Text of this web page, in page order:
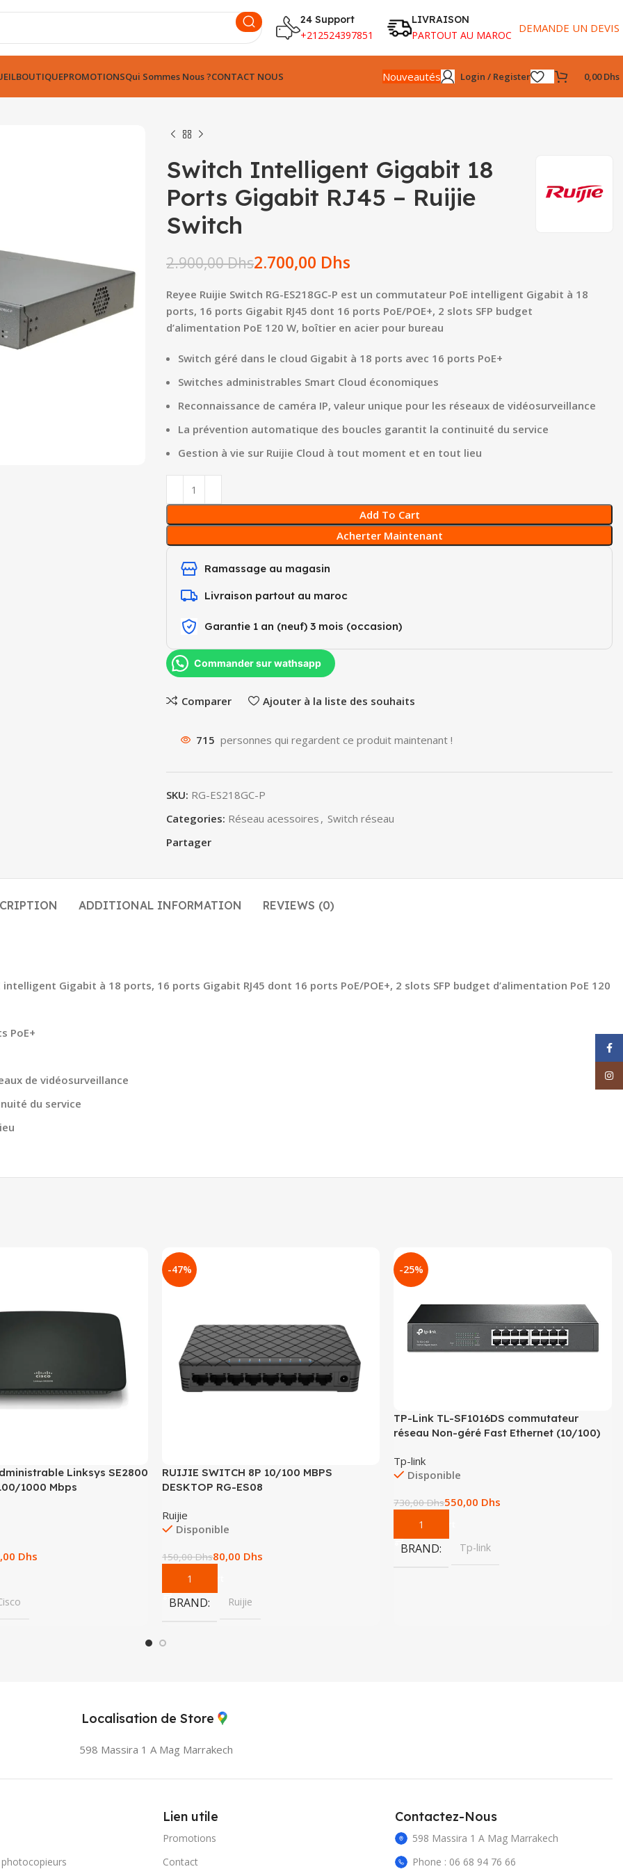
24 Support
+212524397851
LIVRAISON
PARTOUT AU MAROC DEMANDE UN DEVIS
BOUTIQUEPROMOTIONSQui Sommes Nous ?CONTACT NOUS Nouveautés Login / Register 0,00Dhs
Switch Intelligent Gigabit 18
Ports Gigabit RJ45 – Ruijie
Switch
2.900,00Dhs2.700,00 Dhs
Reyee Ruijie Switch RG-ES218GC-P est un commutateur PoE intelligent Gigabit à 18
ports, 16 ports Gigabit RJ45 dont 16 ports PoE/POE+, 2 slots SFP budget
d’alimentation PoE 120 W, boîtier en acier pour bureau
Switch géré dans le cloud Gigabit à 18 ports avec 16 ports PoE+
Switches administrables Smart Cloud économiques
Reconnaissance de caméra IP, valeur unique pour les réseaux de vidéosurveillance
La prévention automatique des boucles garantit la continuité du service
Gestion à vie sur Ruijie Cloud à tout moment et en tout lieu
Add To Cart
Acherter Maintenant
Ramassage au magasin
Livraison partout au maroc
Garantie 1 an (neuf) 3 mois (occasion)​
Commander sur wathsapp
Comparer Ajouter à la liste des souhaits
715 personnes qui regardent ce produit maintenant !
SKU: RG-ES218GC-P
Categories: Réseau acessoires , Switch réseau
Partager
ADDITIONAL INFORMATION REVIEWS (0)
intelligent Gigabit à 18 ports, 16 ports Gigabit RJ45 dont 16 ports PoE/POE+, 2 slots SFP budget d’alimentation PoE 120
PoE+
de vidéosurveillance
du service
Linksys SE2800
1000 Mbps
Dhs
-47%
RUIJIE SWITCH 8P 10/100 MBPS
DESKTOP RG-ES08
Ruijie
Disponible
150,00Dhs80,00 Dhs
Add To Cart
BRAND Ruijie
-25%
TP-Link TL-SF1016DS commutateur
réseau Non-géré Fast Ethernet (10/100)
Tp-link
Disponible
730,00Dhs550,00 Dhs
Add To Cart
BRAND Tp-link
Localisation de Store
598 Massira 1 A Mag Marrakech
Lien utile
Promotions
Contact
Contactez-Nous
598 Massira 1 A Mag Marrakech
Phone : 06 68 94 76 66